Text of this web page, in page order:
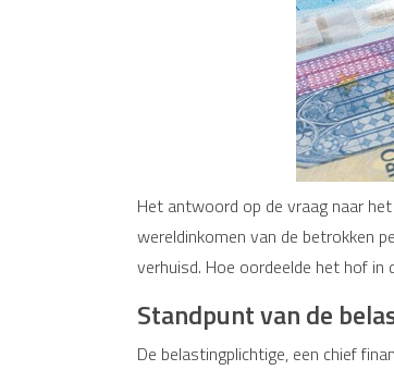
Het antwoord op de vraag naar
wereldinkomen van de betrokken
verhuisd. Hoe oordeelde het hof in
Standpunt van de
De belastingplichtige, een chief